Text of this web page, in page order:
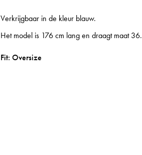
Verkrijgbaar in de kleur blauw.
Het model is 176 cm lang en draagt maat 36.
Fit: Oversize